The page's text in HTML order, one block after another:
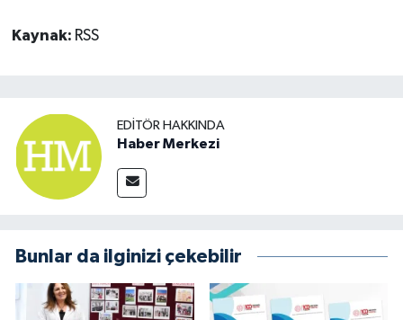
Kaynak: RSS
EDITÖR HAKKINDA
Haber Merkezi
Bunlar da ilginizi çekebilir